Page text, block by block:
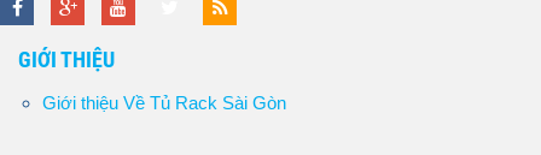
GIỚI THIỆU
Giới thiệu Về Tủ Rack Sài Gòn